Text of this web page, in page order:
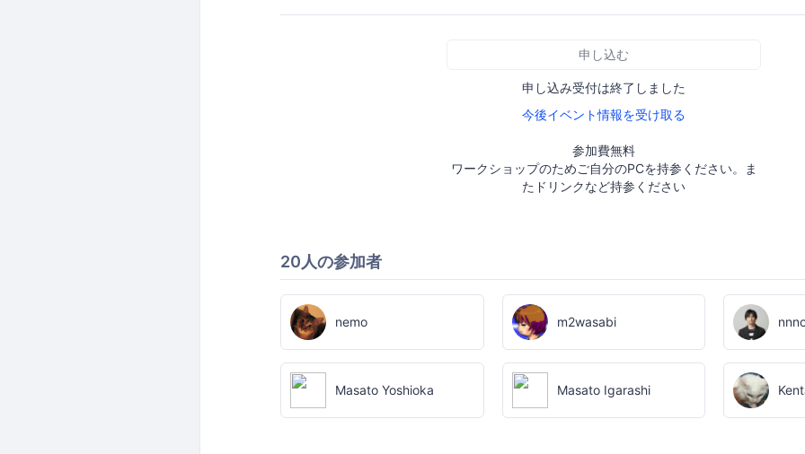
申し込む
申し込み受付は終了しました
今後イベント情報を受け取る
参加費無料
ワークショップのためご自分のPCを持参ください。ま
たドリンクなど持参ください
20人の参加者
nemo m2wasabi
Masato Yoshioka Masato Igarashi